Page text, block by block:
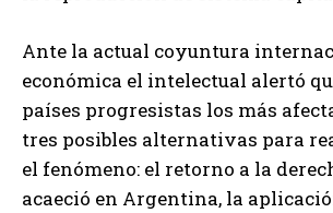
Ante la actual coyuntura
económica el intelectual alertó
países progresistas los más
tres posibles alternativas para
el fenómeno: el retorno a la
acaeció en Argentina, la